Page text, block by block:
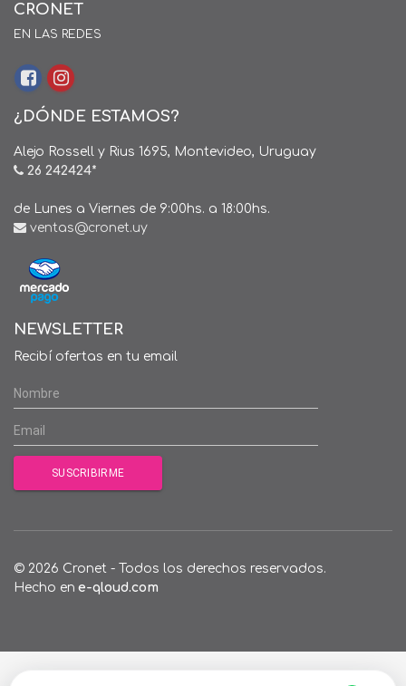
CRONET
EN LAS REDES
¿DÓNDE ESTAMOS?
Alejo Rossell y Rius 1695, Montevideo, Uruguay
26 242424*
de Lunes a Viernes de 9:00hs. a 18:00hs.
ventas@cronet.uy
NEWSLETTER
Recibí ofertas en tu email
© 2026 Cronet - Todos los derechos reservados.
Hecho en e-qloud.com